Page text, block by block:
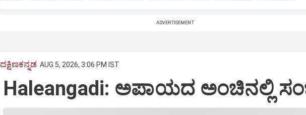
ADVERTISEMENT
ದಕ್ಷಿಣಕನ್ನಡ AUG 5, 2026, 3:06 PM IST
Haleangadi: ಅಪಾಯದ ಅಂಚಿನಲ್ಲಿ